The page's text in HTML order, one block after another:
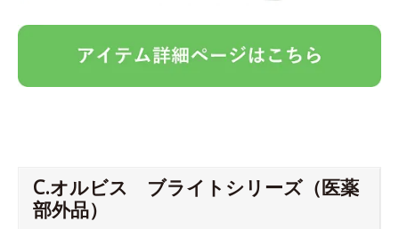
C.オルビス ブライトシリーズ（医薬
部外品）